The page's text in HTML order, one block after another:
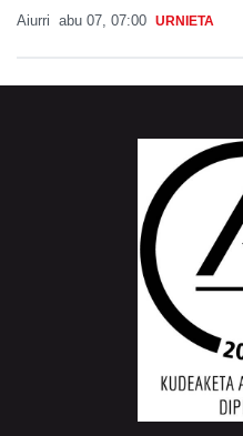
Aiurri abu 07, 07:00 URNIETA